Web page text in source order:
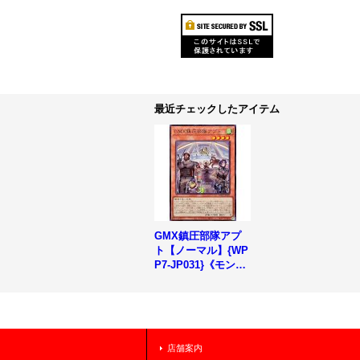
最近チェックしたアイテム
GMX鎮圧部隊アプ
ト【ノーマル】{WP
P7-JP031}《モンス
店舗案内